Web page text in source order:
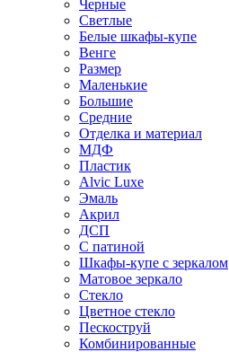
Черные
Светлые
Белые шкафы-купе
Венге
Размер
Маленькие
Большие
Средние
Отделка и материал
МДФ
Пластик
Alvic Luxe
Эмаль
Акрил
ДСП
С патиной
Шкафы-купе с зеркалом
Матовое зеркало
Стекло
Цветное стекло
Пескоструй
Комбинированные